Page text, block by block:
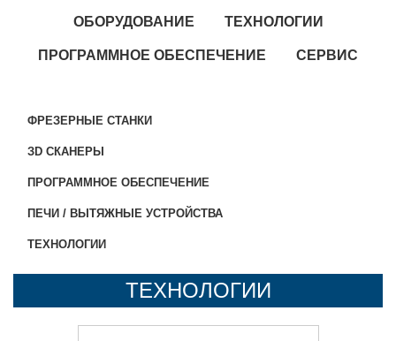
ОБОРУДОВАНИЕ ТЕХНОЛОГИИ
ПРОГРАММНОЕ ОБЕСПЕЧЕНИЕ СЕРВИС
ФРЕЗЕРНЫЕ СТАНКИ
ЗD СКАНЕРЫ
ПРОГРАММНОЕ ОБЕСПЕЧЕНИЕ
ПЕЧИ / ВЫТЯЖНЫЕ УСТРОЙСТВА
ТЕХНОЛОГИИ
ТЕХНОЛОГИИ